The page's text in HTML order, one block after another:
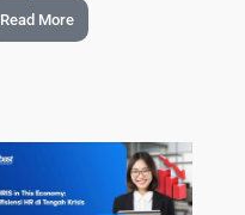
Read More